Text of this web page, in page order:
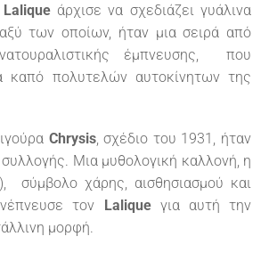
Lalique άρχισε να σχεδιάζει γυάλινα
των οποίων, ήταν μια σειρά από
έμπνευσης, που
καπό πολυτελών αυτοκίνητων της
Chrysis, σχέδιο του 1931, ήταν
Μια μυθολογική καλλονή, η
σύμβολο χάρης, αισθησιασμού και
τον
Lalique για αυτή την
μορφή.